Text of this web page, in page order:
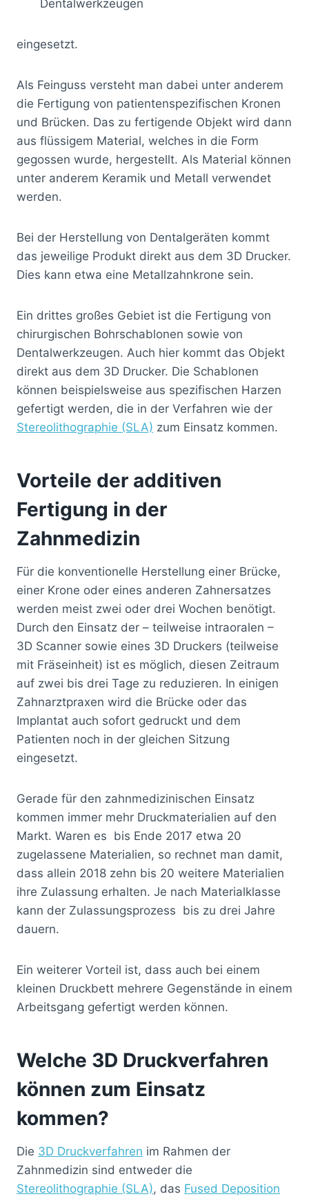
Dentalwerkzeugen
eingesetzt.
Als Feinguss versteht man dabei unter anderem
die Fertigung von patientenspezifischen Kronen
und Brücken. Das zu fertigende Objekt wird dann
aus flüssigem Material, welches in die Form
gegossen wurde, hergestellt. Als Material können
unter anderem Keramik und Metall verwendet
werden.
Bei der Herstellung von Dentalgeräten kommt
das jeweilige Produkt direkt aus dem 3D Drucker.
Dies kann etwa eine Metallzahnkrone sein.
Ein drittes großes Gebiet ist die Fertigung von
chirurgischen Bohrschablonen sowie von
Dentalwerkzeugen. Auch hier kommt das Objekt
direkt aus dem 3D Drucker. Die Schablonen
können beispielsweise aus spezifischen Harzen
gefertigt werden, die in der Verfahren wie der
Stereolithographie (SLA) zum Einsatz kommen.
Vorteile der additiven
Fertigung in der
Zahnmedizin
Für die konventionelle Herstellung einer Brücke,
einer Krone oder eines anderen Zahnersatzes
werden meist zwei oder drei Wochen benötigt.
Durch den Einsatz der – teilweise intraoralen –
3D Scanner sowie eines 3D Druckers (teilweise
mit Fräseinheit) ist es möglich, diesen Zeitraum
auf zwei bis drei Tage zu reduzieren. In einigen
Zahnarztpraxen wird die Brücke oder das
Implantat auch sofort gedruckt und dem
Patienten noch in der gleichen Sitzung
eingesetzt.
Gerade für den zahnmedizinischen Einsatz
kommen immer mehr Druckmaterialien auf den
Markt. Waren es bis Ende 2017 etwa 20
zugelassene Materialien, so rechnet man damit,
dass allein 2018 zehn bis 20 weitere Materialien
ihre Zulassung erhalten. Je nach Materialklasse
kann der Zulassungsprozess bis zu drei Jahre
dauern.
Ein weiterer Vorteil ist, dass auch bei einem
kleinen Druckbett mehrere Gegenstände in einem
Arbeitsgang gefertigt werden können.
Welche 3D Druckverfahren
können zum Einsatz
kommen?
Die 3D Druckverfahren im Rahmen der
Zahnmedizin sind entweder die
Stereolithographie (SLA), das Fused Deposition